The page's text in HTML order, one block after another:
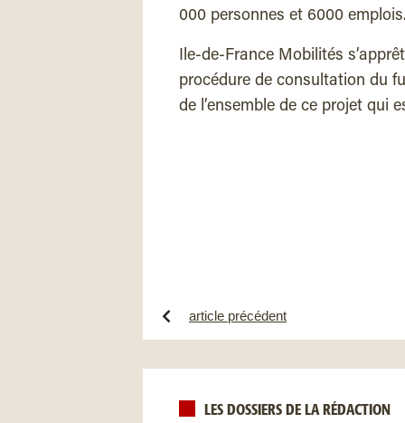
000 personnes et 6000
Ile-de-France Mobilités
procédure de consultation du
de l’ensemble de ce projet qui
article précédent
LES DOSSIERS DE LA RÉDACTION